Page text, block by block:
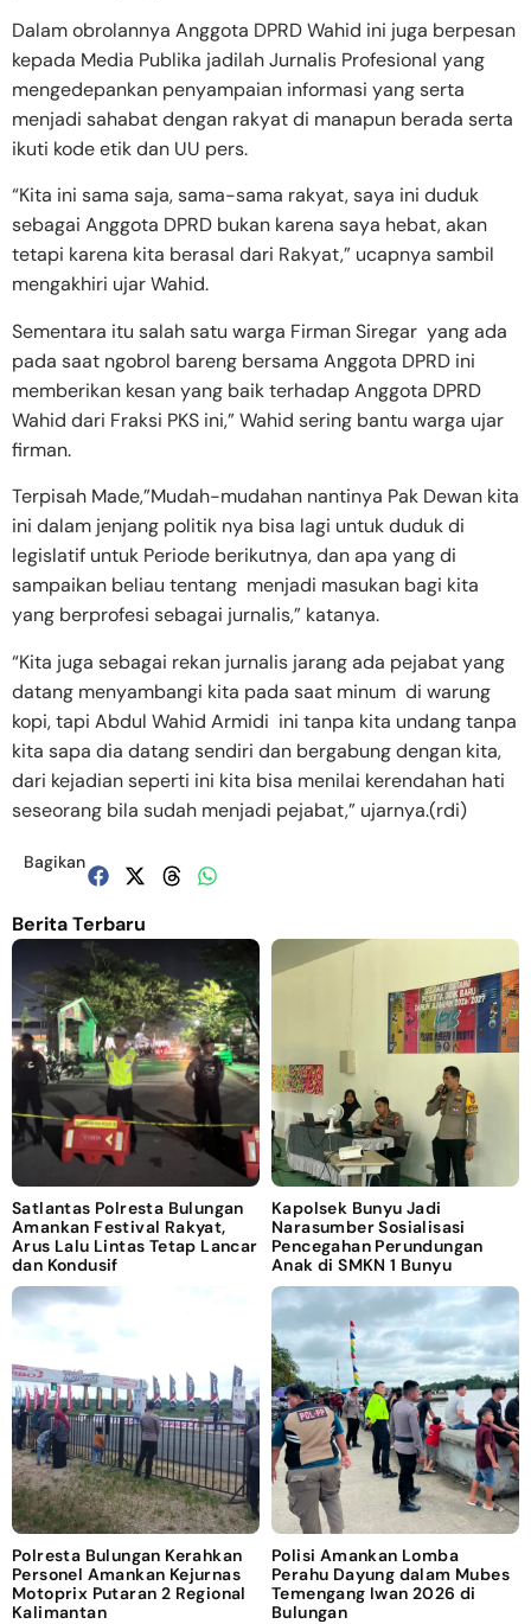
Dalam obrolannya Anggota DPRD Wahid ini juga berpesan
kepada Media Publika jadilah Jurnalis Profesional yang
mengedepankan penyampaian informasi yang serta
menjadi sahabat dengan rakyat di manapun berada serta
ikuti kode etik dan UU pers.
“Kita ini sama saja, sama-sama rakyat, saya ini duduk
sebagai Anggota DPRD bukan karena saya hebat, akan
tetapi karena kita berasal dari Rakyat,” ucapnya sambil
mengakhiri ujar Wahid.
Sementara itu salah satu warga Firman Siregar yang ada
pada saat ngobrol bareng bersama Anggota DPRD ini
memberikan kesan yang baik terhadap Anggota DPRD
Wahid dari Fraksi PKS ini,” Wahid sering bantu warga ujar
firman.
Terpisah Made,”Mudah-mudahan nantinya Pak Dewan kita
ini dalam jenjang politik nya bisa lagi untuk duduk di
legislatif untuk Periode berikutnya, dan apa yang di
sampaikan beliau tentang menjadi masukan bagi kita
yang berprofesi sebagai jurnalis,” katanya.
“Kita juga sebagai rekan jurnalis jarang ada pejabat yang
datang menyambangi kita pada saat minum di warung
kopi, tapi Abdul Wahid Armidi ini tanpa kita undang tanpa
kita sapa dia datang sendiri dan bergabung dengan kita,
dari kejadian seperti ini kita bisa menilai kerendahan hati
seseorang bila sudah menjadi pejabat,” ujarnya.(rdi)
Bagikan
Berita Terbaru
Satlantas Polresta Bulungan
Amankan Festival Rakyat,
Arus Lalu Lintas Tetap Lancar
dan Kondusif
Kapolsek Bunyu Jadi
Narasumber Sosialisasi
Pencegahan Perundungan
Anak di SMKN 1 Bunyu
Polresta Bulungan Kerahkan
Personel Amankan Kejurnas
Motoprix Putaran 2 Regional
Kalimantan
Polisi Amankan Lomba
Perahu Dayung dalam Mubes
Temengang Iwan 2026 di
Bulungan